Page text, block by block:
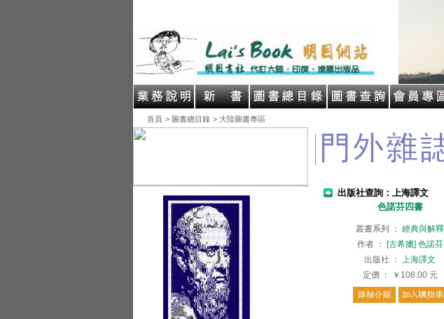
首頁 > 圖書總目錄 > 大陸圖書專區
出版社查詢：上海譯文
色諾芬四書
叢書系列 ： 經典與解釋
作者
：
[古希臘] 色諾芬
出版社
： 上海譯文
定價
： ￥108.00 元